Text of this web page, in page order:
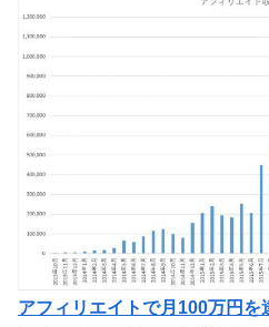
アフィリエイトで月100万円